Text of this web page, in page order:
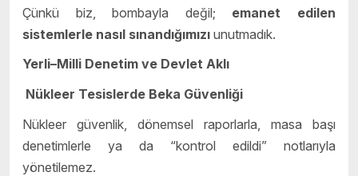
Çünkü biz, bombayla değil; emanet edilen
sistemlerle nasıl sınandığımızı unutmadık.
Yerli–Milli Denetim ve Devlet Aklı
Nükleer Tesislerde Beka Güvenliği
Nükleer güvenlik, dönemsel raporlarla, masa başı
denetimlerle ya da “kontrol edildi” notlarıyla
yönetilemez.